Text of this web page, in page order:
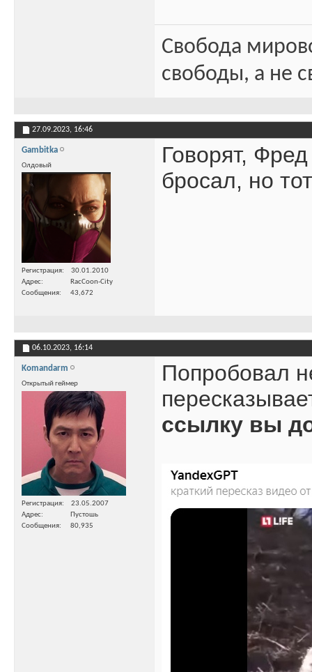
Свобода
свободы, а не
27.09.2023, 16:46
Gambitka
Олдовый
Регистрация
30.01.2010
Адрес
RacCoon-City
Сообщения
43,672
Говорят,
бросал, но
06.10.2023, 16:14
Komandarm
Открытый геймер
Регистрация
23.05.2007
Адрес
Пустошь
Сообщения
80,935
Попробовал
ссылку вы